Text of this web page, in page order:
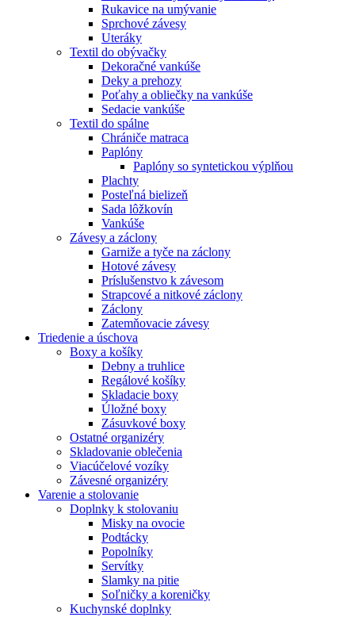
Rukavice na umývanie
Sprchové závesy
Uteráky
Textil do obývačky
Dekoračné vankúše
Deky a prehozy
Poťahy a obliečky na vankúše
Sedacie vankúše
Textil do spálne
Chrániče matraca
Paplóny
Paplóny so syntetickou výplňou
Plachty
Posteľná bielizeň
Sada lôžkovín
Vankúše
Závesy a záclony
Garniže a tyče na záclony
Hotové závesy
Príslušenstvo k závesom
Strapcové a nitkové záclony
Záclony
Zatemňovacie závesy
Triedenie a úschova
Boxy a košíky
Debny a truhlice
Regálové košíky
Skladacie boxy
Úložné boxy
Zásuvkové boxy
Ostatné organizéry
Skladovanie oblečenia
Viacúčelové vozíky
Závesné organizéry
Varenie a stolovanie
Doplnky k stolovaniu
Misky na ovocie
Podtácky
Popolníky
Servítky
Slamky na pitie
Soľničky a koreničky
Kuchynské doplnky